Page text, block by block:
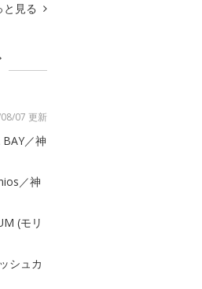
と見る
07 更新
／神
／神
(モリ
シュカ